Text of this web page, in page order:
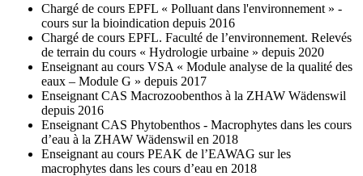
Chargé de cours EPFL « Polluant dans l'environnement » -
cours sur la bioindication depuis 2016
Chargé de cours EPFL. Faculté de l’environnement. Relevés
de terrain du cours « Hydrologie urbaine » depuis 2020
Enseignant au cours VSA « Module analyse de la qualité des
eaux – Module G » depuis 2017
Enseignant CAS Macrozoobenthos à la ZHAW Wädenswil
depuis 2016
Enseignant CAS Phytobenthos - Macrophytes dans les cours
d’eau à la ZHAW Wädenswil en 2018
Enseignant au cours PEAK de l’EAWAG sur les
macrophytes dans les cours d’eau en 2018